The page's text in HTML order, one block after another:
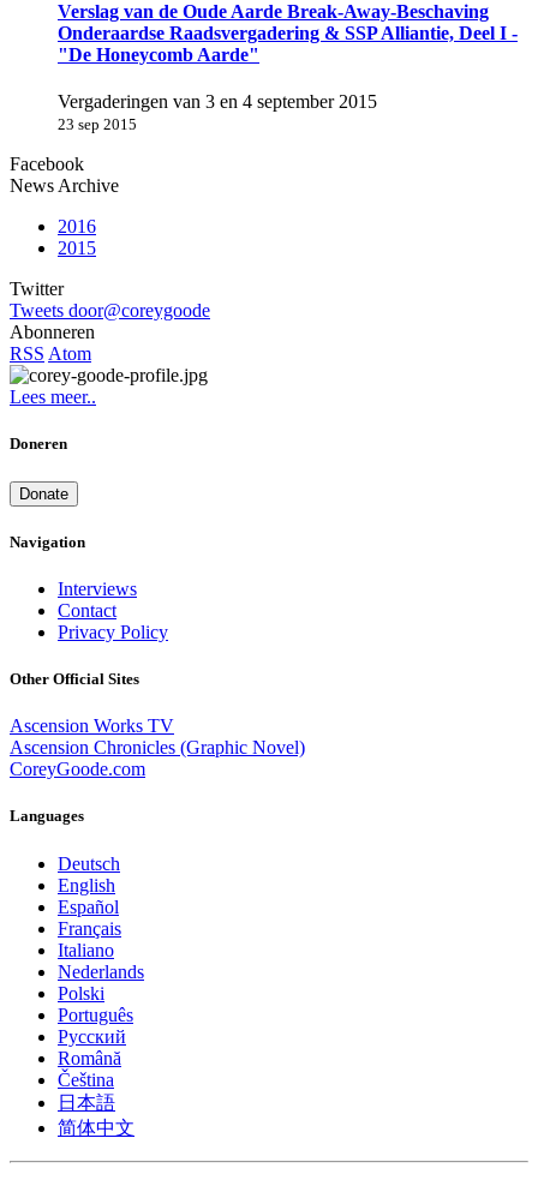
Verslag van de Oude Aarde Break-Away-Beschaving
Onderaardse Raadsvergadering & SSP Alliantie, Deel I -
"De Honeycomb Aarde"
Vergaderingen van 3 en 4 september 2015
23 sep 2015
Facebook
News Archive
2016
2015
Twitter
Tweets door@coreygoode
Abonneren
RSS Atom
Lees meer..
Doneren
Donate
Navigation
Interviews
Contact
Privacy Policy
Other Official Sites
Ascension Works TV
Ascension Chronicles (Graphic Novel)
CoreyGoode.com
Languages
Deutsch
English
Español
Français
Italiano
Nederlands
Polski
Português
Pусский
Română
Čeština
日本語
简体中文